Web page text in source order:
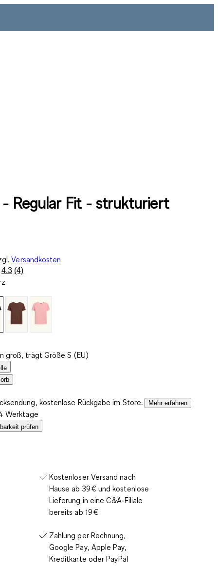
Regular Fit - strukturiert
Versandkosten
4.3 4
Link
auf
derselben
(4)
groß, trägt Größe S (EU)
kostenlose Rückgabe im Store. Mehr erfahren
Werktage
prüfen
Kostenloser Versand nach
Hause ab 39 € und kostenlose
Lieferung in eine C&A‑Filiale
bereits ab 19 €
Zahlung per Rechnung,
Google Pay, Apple Pay,
Kreditkarte oder PayPal